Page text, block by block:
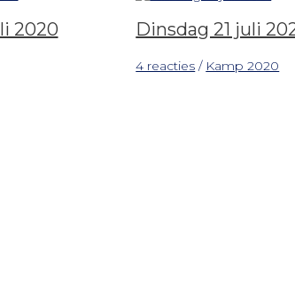
2020 Dinsdag 21 juli
4 reacties / Kamp 2020